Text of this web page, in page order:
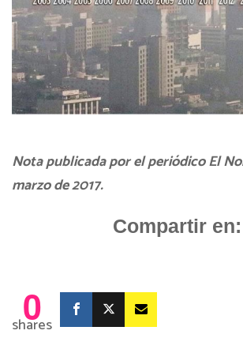
Nota publicada por el periódico El
marzo de 2017.
Compartir en:
0
shares